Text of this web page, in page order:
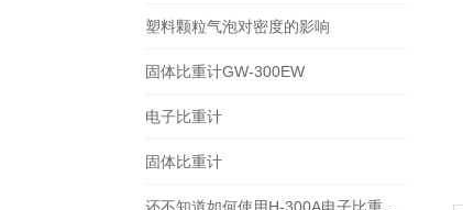
塑料颗粒气泡对密度的影响
固体比重计GW-300EW
电子比重计
固体比重计